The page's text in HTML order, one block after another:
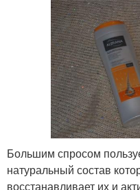
Большим спросом
натуральный состав
восстанавливает их и